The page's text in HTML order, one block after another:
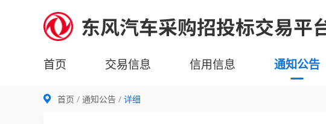
首页 交易信息 信用信息 通知公告
首页 通知公告 详细